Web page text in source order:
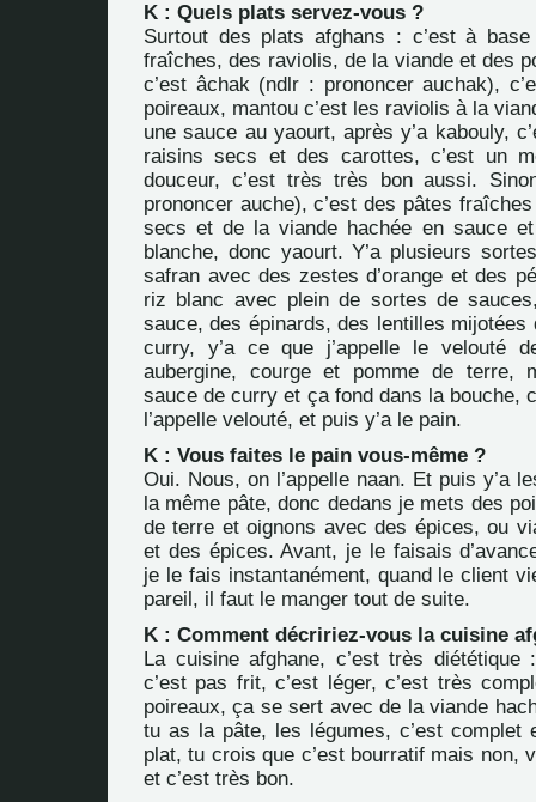
K : Quels plats servez-vous ?
Surtout des plats afghans : c’est à
fraîches, des raviolis, de la viande et des
c’est âchak (ndlr : prononcer auchak),
poireaux, mantou c’est les raviolis à la
une sauce au yaourt, après y’a kabouly,
raisins secs et des carottes, c’est un
douceur, c’est très très bon aussi.
prononcer auche), c’est des pâtes
secs et de la viande hachée en sauce
blanche, donc yaourt. Y’a plusieurs
safran avec des zestes d’orange et des
riz blanc avec plein de sortes de
sauce, des épinards, des lentilles mijotées
curry, y’a ce que j’appelle le velouté
aubergine, courge et pomme de terre,
sauce de curry et ça fond dans la bouche,
l’appelle velouté, et puis y’a le pain.
K : Vous faites le pain vous-même ?
Oui. Nous, on l’appelle naan. Et puis y’a
la même pâte, donc dedans je mets des
de terre et oignons avec des épices, ou
et des épices. Avant, je le faisais
je le fais instantanément, quand le client
pareil, il faut le manger tout de suite.
K : Comment décririez-vous la cuisine
La cuisine afghane, c’est très diététique
c’est pas frit, c’est léger, c’est très
poireaux, ça se sert avec de la viande
tu as la pâte, les légumes, c’est complet
plat, tu crois que c’est bourratif mais non,
et c’est très bon.